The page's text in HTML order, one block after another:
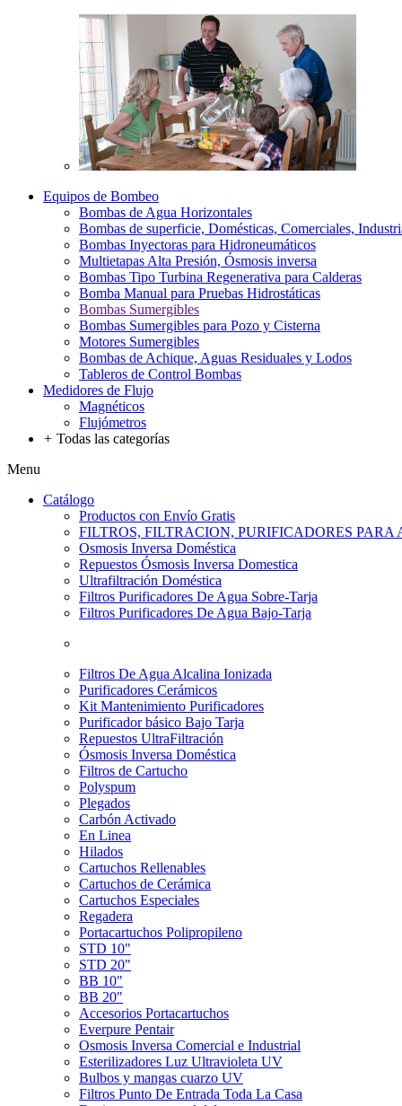
Equipos de Bombeo
Bombas de Agua Horizontales
Bombas de superficie, Domésticas, Comerciales,
Bombas Inyectoras para Hidroneumáticos
Multietapas Alta Presión, Ósmosis inversa
Bombas Tipo Turbina Regenerativa para Calderas
Bomba Manual para Pruebas Hidrostáticas
Bombas Sumergibles
Bombas Sumergibles para Pozo y Cisterna
Motores Sumergibles
Bombas de Achique, Aguas Residuales y Lodos
Tableros de Control Bombas
Medidores de Flujo
Magnéticos
Flujómetros
+ Todas las categorías
Menu
Catálogo
Productos con Envío Gratis
FILTROS, FILTRACION, PURIFICADORES PARA
Osmosis Inversa Doméstica
Repuestos Ósmosis Inversa Domestica
Ultrafiltración Doméstica
Filtros Purificadores De Agua Sobre-Tarja
Filtros Purificadores De Agua Bajo-Tarja
Filtros De Agua Alcalina Ionizada
Purificadores Cerámicos
Kit Mantenimiento Purificadores
Purificador básico Bajo Tarja
Repuestos UltraFiltración
Ósmosis Inversa Doméstica
Filtros de Cartucho
Polyspum
Plegados
Carbón Activado
En Linea
Hilados
Cartuchos Rellenables
Cartuchos de Cerámica
Cartuchos Especiales
Regadera
Portacartuchos Polipropileno
STD 10"
STD 20"
BB 10"
BB 20"
Accesorios Portacartuchos
Everpure Pentair
Osmosis Inversa Comercial e Industrial
Esterilizadores Luz Ultravioleta UV
Bulbos y mangas cuarzo UV
Filtros Punto De Entrada Toda La Casa